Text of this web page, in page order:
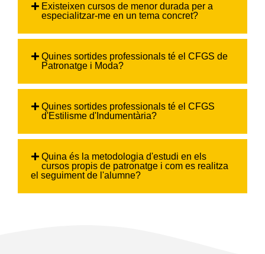
Existeixen cursos de menor durada per a
especialitzar-me en un tema concret?
Quines sortides professionals té el CFGS de
Patronatge i Moda?
Quines sortides professionals té el CFGS
d'Estilisme d'Indumentària?
Quina és la metodologia d'estudi en els
cursos propis de patronatge i com es realitza
el seguiment de l'alumne?